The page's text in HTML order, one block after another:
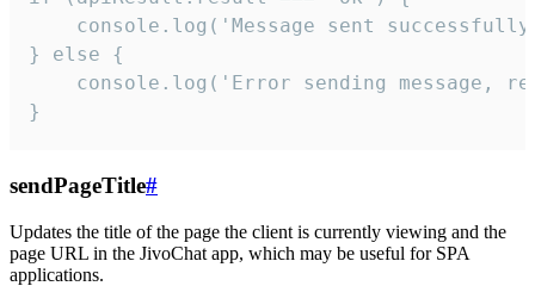
console.log('Message sent
} else {
console.log('Error sending message,
}
sendPageTitle#
Updates the title of the page the client is currently viewing and the
page URL in the JivoChat app, which may be useful for SPA
applications.